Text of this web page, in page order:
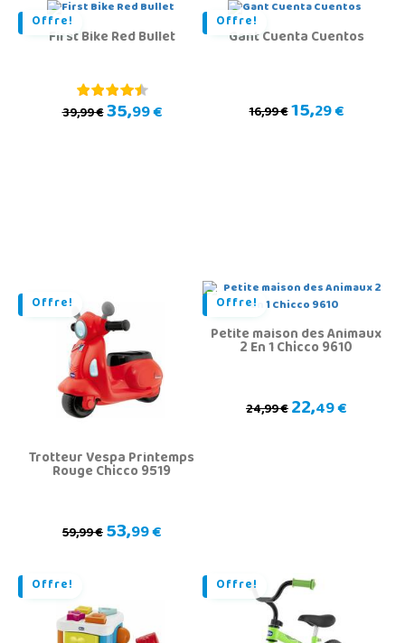
Offre!
First Bike Red Bullet
39,99 €35,99 €
Offre!
Gant Cuenta Cuentos
16,99 €15,29 €
Offre!
Trotteur Vespa Printemps
Rouge Chicco 9519
59,99 €53,99 €
Offre!
Petite maison des Animaux
2 En 1 Chicco 9610
24,99 €22,49 €
Offre! Offre!